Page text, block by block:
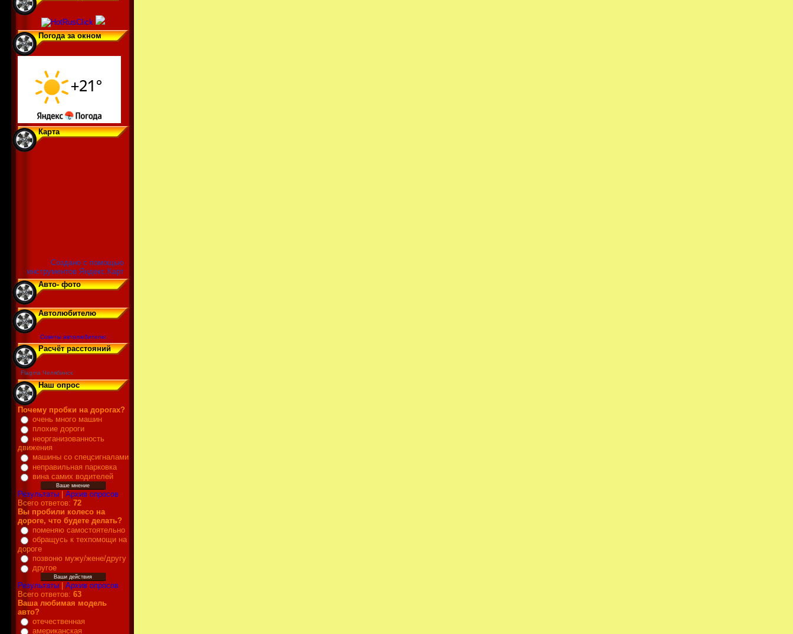
Погода за окном
Карта
Создано с помощью
инструментов Яндекс.Карт
Авто- фото
Автолюбителю
Советы автолюбителю
Расчёт расстояний
Flagma Челябинск
Наш опрос
Почему пробки на дорогах?
очень много машин
плохие дороги
неорганизованность
движения
машины со спецсигналами
неправильная парковка
вина самих водителей
Результаты| Архив опросов
Всего ответов: 72
Вы пробили колесо на
дороге, что будете делать?
поменяю самостоятельно
обращусь к техпомощи на
дороге
позвоню мужу/жене/другу
другое
Результаты| Архив опросов
Всего ответов: 63
Ваша любимая модель
авто?
отечественная
американская